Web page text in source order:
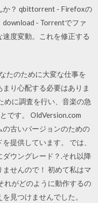
か？ qbittorrent - Firefoxの
download - Torrentでファ
度変動。これを修正する
たのために大変な仕事を
り心配する必要はありま
めに調査を行い、音楽の急
です。 OldVersion.com
古いバージョンのための
提供しています。 では、
ウングレード？.それ以降
せんので！ 初めて私はマ
れがどのように動作するの
見つけませんでした。